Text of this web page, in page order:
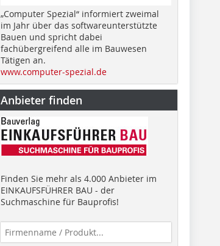
„Computer Spezial“ informiert zweimal
im Jahr über das softwareunterstützte
Bauen und spricht dabei
fachübergreifend alle im Bauwesen
Tätigen an.
www.computer-spezial.de
Anbieter finden
Finden Sie mehr als 4.000 Anbieter im
EINKAUFSFÜHRER BAU - der
Suchmaschine für Bauprofis!